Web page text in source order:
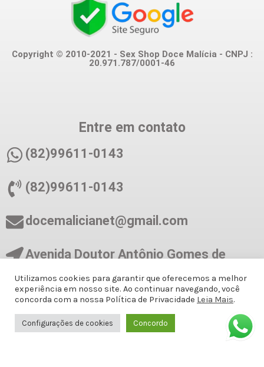
Copyright © 2010-2021 - Sex Shop Doce Malícia - CNPJ :
20.971.787/0001-46
Entre em contato
(82)99611-0143
(82)99611-0143
docemalicianet@gmail.com
Avenida Doutor Antônio Gomes de
ANDAR SALA 8 - Jatiúca, Maceió - AL,
57036-001
Utilizamos cookies para garantir que oferecemos a melhor
experiência em nosso site. Ao continuar navegando, você
concorda com a nossa Política de Privacidade Leia Mais.
Configurações de cookies Concordo